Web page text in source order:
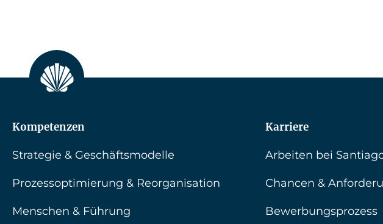
Kompetenzen
Strategie & Geschäftsmodelle
Prozessoptimierung & Reorganisation
Menschen & Führung
Karriere
Arbeiten bei
Chancen &
Bewerbungsprozess